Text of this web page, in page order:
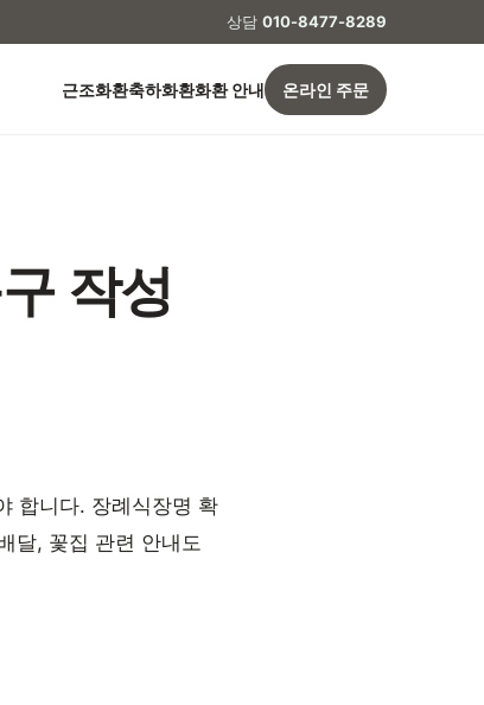
상담 010-8477-8289
근조화환축하화환화환 안내 온라인 주문
작성
합니다. 장례식장명 확
달, 꽃집 관련 안내도